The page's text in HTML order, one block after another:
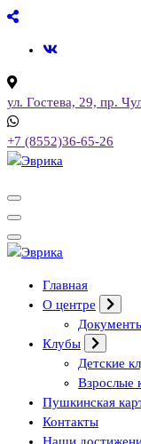
Перейти
содержимому
ул. Гостева, 29, пр.
+7 (8552)36-65-26
Городской
Городской
Главная
О центре
Клубы
Детские
Взрослые
Пушкинская
Контакты